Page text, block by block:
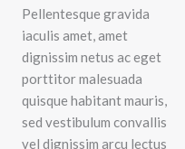
Pellentesque gravida
iaculis amet, amet
dignissim netus ac eget
porttitor malesuada
quisque habitant mauris,
sed vestibulum convallis
vel dignissim arcu lectus